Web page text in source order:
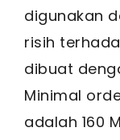
digunakan
risih
dibuat
Minimal
adalah 160